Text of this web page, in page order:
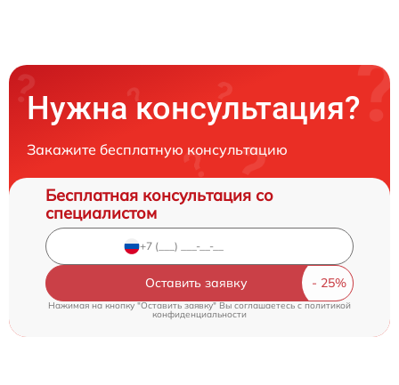
Нужна консультация?
Закажите бесплатную консультацию
Бесплатная консультация со
специалистом
Оставить заявку
Нажимая на кнопку "Оставить заявку" Вы соглашаетесь cполитикой
конфиденциальности